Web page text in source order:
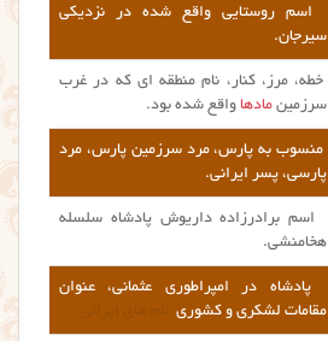
اسم روستایی واقع شده در نزدیکی
سیرجان.
خطه، مرز، کنار، نام منطقه ای که در غرب
سرزمین مادها واقع شده بود.
منسوب به پارس، مرد سرزمین پارس، مرد
پارسی، پسر ایرانی.
اسم برادرزاده داریوش پادشاه سلسله
هخامنشی.
پادشاه در امپراطوری عثمانی، عنوان
مقامات لشکری و کشوری